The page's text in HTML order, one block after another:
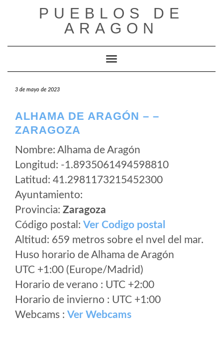
PUEBLOS DE
ARAGON
Cambiar modo de navegación
3 de mayo de 2023
ALHAMA DE ARAGÓN – –
ZARAGOZA
Nombre: Alhama de Aragón
Longitud: -1.8935061494598810
Latitud: 41.2981173215452300
Ayuntamiento:
Provincia: Zaragoza
Código postal: Ver Codigo postal
Altitud: 659 metros sobre el nvel del mar.
Huso horario de Alhama de Aragón
UTC +1:00 (Europe/Madrid)
Horario de verano : UTC +2:00
Horario de invierno : UTC +1:00
Webcams : Ver Webcams